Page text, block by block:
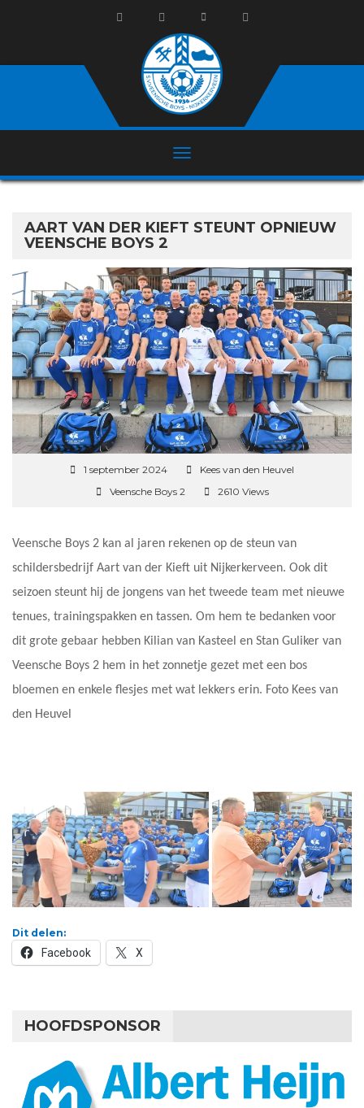
AART VAN DER KIEFT STEUNT OPNIEUW
VEENSCHE BOYS 2
1 september 2024
Kees van den Heuvel
Veensche Boys 2
2610 Views
Veensche Boys 2 kan al jaren rekenen op de steun van
schildersbedrijf Aart van der Kieft uit Nijkerkerveen. Ook dit
seizoen steunt hij de jongens van het tweede team met nieuwe
tenues, trainingspakken en tassen. Om hem te bedanken voor
dit grote gebaar hebben Kilian van Kasteel en Stan Guliker van
Veensche Boys 2 hem in het zonnetje gezet met een bos
bloemen en enkele flesjes met wat lekkers erin. Foto Kees van
den Heuvel
Dit delen:
Facebook X
HOOFDSPONSOR